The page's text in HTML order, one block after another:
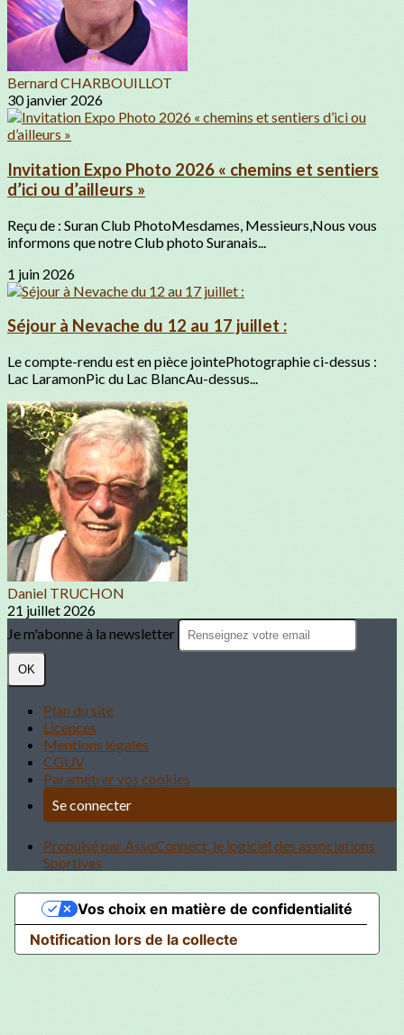
Bernard CHARBOUILLOT
30 janvier 2026
Invitation Expo Photo 2026 « chemins et sentiers
d’ici ou d’ailleurs »
Reçu de : Suran Club PhotoMesdames, Messieurs,Nous vous
informons que notre Club photo Suranais...
1 juin 2026
Séjour à Nevache du 12 au 17 juillet :
Le compte-rendu est en pièce jointePhotographie ci-dessus :
Lac LaramonPic du Lac BlancAu-dessus...
Daniel TRUCHON
21 juillet 2026
Je m'abonne à la newsletter
OK
Plan du site
Licences
Mentions légales
CGUV
Paramétrer vos cookies
Se connecter
Propulsé par AssoConnect, le logiciel des associations
Sportives
Notification lors de la collecte
Vos choix en matière de confidentialité